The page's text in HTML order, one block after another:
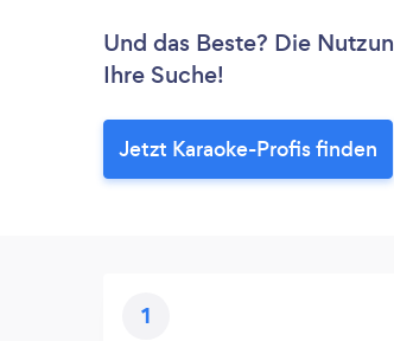
Und das Beste? Die
Ihre Suche!
Jetzt Karaoke-Profis finden
1